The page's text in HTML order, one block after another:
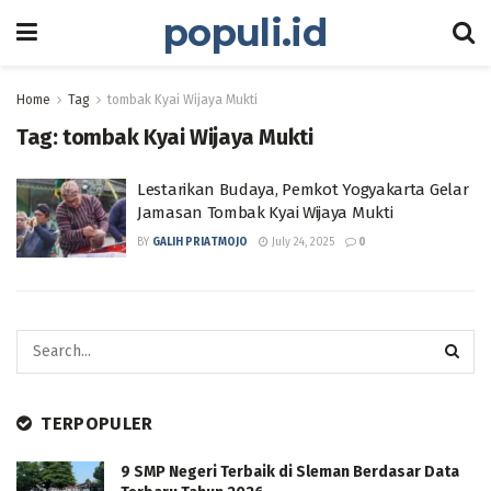
populi.id
Home Tag tombak Kyai Wijaya Mukti
Tag:tombak Kyai Wijaya Mukti
Lestarikan Budaya, Pemkot Yogyakarta Gelar
Jamasan Tombak Kyai Wijaya Mukti
BY GALIH PRIATMOJO July 24, 2025 0
TERPOPULER
9 SMP Negeri Terbaik di Sleman Berdasar Data